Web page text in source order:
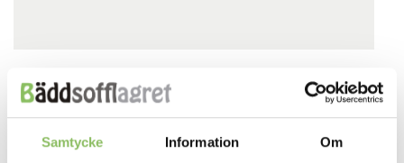
Samtycke Information Om
Both comments and trackbacks are currently closed.
←Previous
Next→